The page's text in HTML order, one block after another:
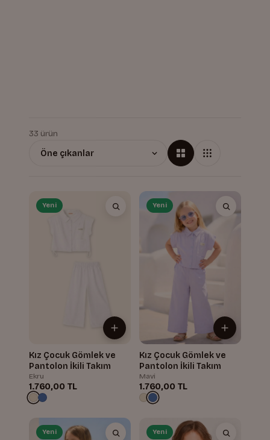
33 ürün
Yeni
Kız Çocuk Gömlek ve
Pantolon İkili Takım
Ekru
1.760,00 TL
Yeni
Kız Çocuk Gömlek ve
Pantolon İkili Takım
Mavi
1.760,00 TL
Yeni Yeni